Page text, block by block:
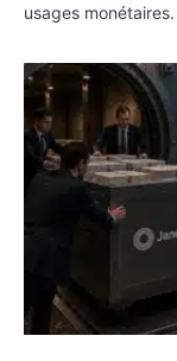
usages monétaires.
Jane Street